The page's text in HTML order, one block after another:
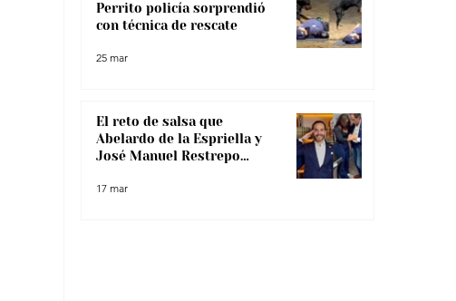
Perrito policía sorprendió
con técnica de rescate
25 mar
El reto de salsa que
Abelardo de la Espriella y
José Manuel Restrepo
17 mar